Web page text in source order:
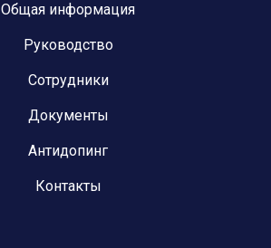
Общая информация
Руководство
Сотрудники
Документы
Антидопинг
Контакты